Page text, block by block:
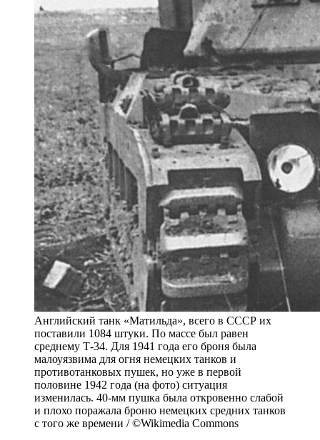
Английский танк «Матильда», всего в СССР их
поставили 1084 штуки. По массе был равен
среднему Т-34. Для 1941 года его броня была
малоуязвима для огня немецких танков и
противотанковых пушек, но уже в первой
половине 1942 года (на фото) ситуация
изменилась. 40-мм пушка была откровенно слабой
и плохо поражала броню немецких средних танков
с того же времени / ©Wikimedia Commons